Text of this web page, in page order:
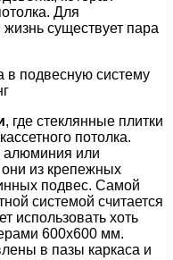
Для
существует пара
, где стеклянные плитки
потолка.
алюминия или
из крепежных
подвес. Самой
системой считается
использовать хоть
600х600 мм.
в пазы каркаса и